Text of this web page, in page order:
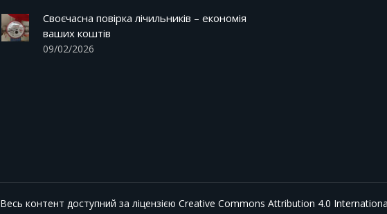
Своєчасна повірка лічильників – економія
ваших коштів
09/02/2026
Весь контент доступний за ліцензією Creative Commons Attribution 4.0